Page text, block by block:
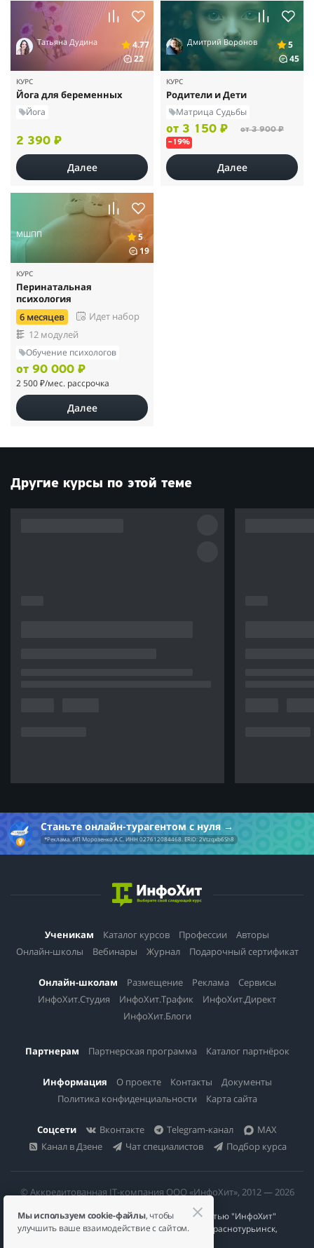
Татьяна Дудина
4.77
22
КУРС
Йога для беременных
Йога
2 390 ₽
Далее
Дмитрий Воронов
5
45
КУРС
Родители и Дети
Матрица Судьбы
от 3 150 ₽ от 3 900 ₽
–19%
Далее
МШПП
5
19
КУРС
Перинатальная
психология
6 месяцев
Идет набор
12 модулей
Обучение психологов
от 90 000 ₽
2 500 ₽/мес. рассрочка
Далее
Другие курсы по этой теме
Станьте онлайн-турагентом с нуля
*Реклама. ИП Морозенко А.С. ИНН 027612084468. ERID: 2Vtzqxb6Sh8
Ученикам Каталог курсов Профессии
Авторы
Онлайн-школы
Вебинары Журнал Подарочный сертификат
Онлайн-школам Размещение Реклама
Сервисы
ИнфоХит.Студия
ИнфоХит.Трафик
ИнфоХит.Директ
ИнфоХит.Блоги
Партнерам Партнерская программа Каталог партнёрок
Информация О проекте Контакты
Документы
Политика конфиденциальности
Карта сайта
Соцсети Вконтакте Telegram-канал
MAX
Канал в Дзене
Чат специалистов Подбор курса
© Аккредитованная IT-компания ООО «ИнфоХит», 2012 — 2026
Общество с ограниченной ответственностью "ИнфоХит"
624446, Россия, Свердловская область, г. Краснотурьинск,
Мы используем cookie-файлы, чтобы
улучшить ваше взаимодействие с сайтом.